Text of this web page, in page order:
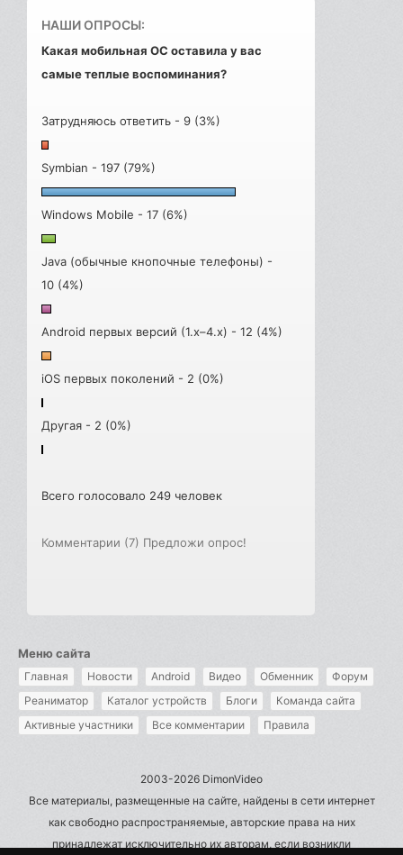
НАШИ ОПРОСЫ:
Какая мобильная ОС оставила у вас
самые теплые воспоминания?
Затрудняюсь ответить - 9 (3%)
Symbian - 197 (79%)
Windows Mobile - 17 (6%)
Java (обычные кнопочные телефоны) -
10 (4%)
Android первых версий (1.x–4.x) - 12 (4%)
iOS первых поколений - 2 (0%)
Другая - 2 (0%)
Всего голосовало 249 человек
Комментарии (7) Предложи опрос!
Меню сайта
Главная Новости Android Видео Обменник
Форум
Реаниматор
Каталог устройств Блоги
Команда сайта
Активные участники
Все комментарии Правила
2003-2026 DimonVideo
Все материалы, размещенные на сайте, найдены в сети интернет
как свободно распространяемые, авторские права на них
принадлежат исключительно их авторам, если возникли